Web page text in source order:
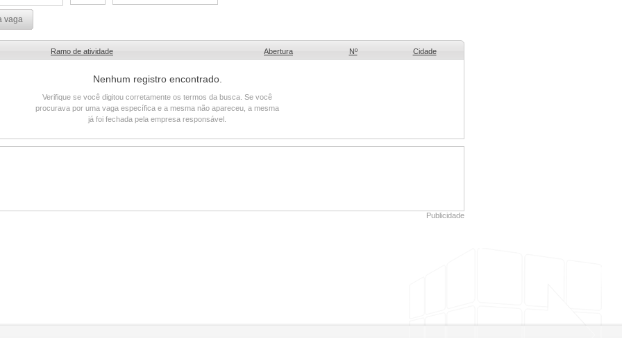
vaga
Ramo de atividade Abertura Nº Cidade
Nenhum registro encontrado.
Verifique se você digitou corretamente os termos da busca. Se você
procurava por uma vaga específica e a mesma não apareceu, a mesma
já foi fechada pela empresa responsável.
Publicidade